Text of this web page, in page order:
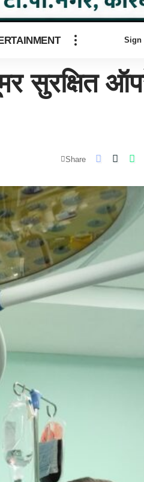
Sign
सुरक्षित
Share